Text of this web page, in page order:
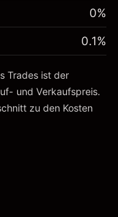
(-€21.92)0%
0.1%
Trades ist der
und Verkaufspreis.
zu den Kosten